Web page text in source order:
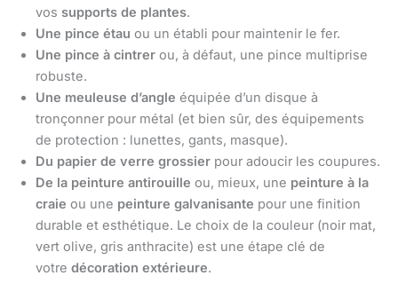
vos supports de plantes.
Une pince étau ou un établi pour maintenir le fer.
Une pince à cintrer ou, à défaut, une pince multiprise
robuste.
Une meuleuse d’angle équipée d’un disque à
tronçonner pour métal (et bien sûr, des équipements
de protection : lunettes, gants, masque).
Du papier de verre grossier pour adoucir les coupures.
De la peinture antirouille ou, mieux, une peinture à la
craie ou une peinture galvanisante pour une finition
durable et esthétique. Le choix de la couleur (noir mat,
vert olive, gris anthracite) est une étape clé de
votre décoration extérieure.